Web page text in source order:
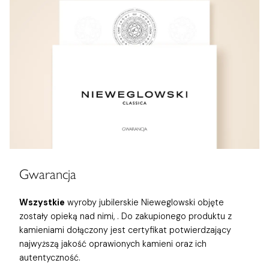
Gwarancja
Wszystkie wyroby jubilerskie Nieweglowski objęte
zostały opieką nad nimi, . Do zakupionego produktu z
kamieniami dołączony jest certyfikat potwierdzający
najwyższą jakość oprawionych kamieni oraz ich
autentyczność.